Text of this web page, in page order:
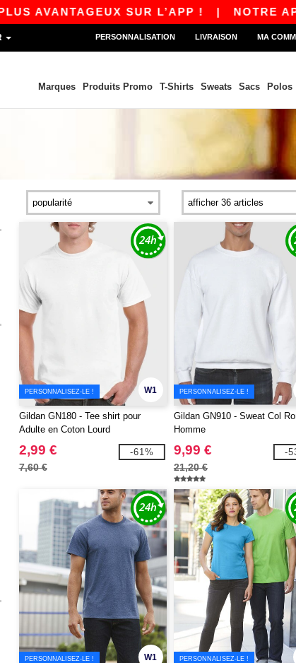
SUR L’APP !|NOTRE APP EST
PERSONNALISATION LIVRAISON MA
Marques Produits Promo T-Shirts Sweats Sacs Polos
W1
PERSONNALISEZ-LE !
Gildan GN180 - Tee shirt pour
Adulte en Coton Lourd
2,99 €
7,60 €
-61%
PERSONNALISEZ-LE !
Gildan GN910 - Sweat Col
Homme
9,99 €
21,20 €
-
W1
PERSONNALISEZ-LE ! PERSONNALISEZ-LE !